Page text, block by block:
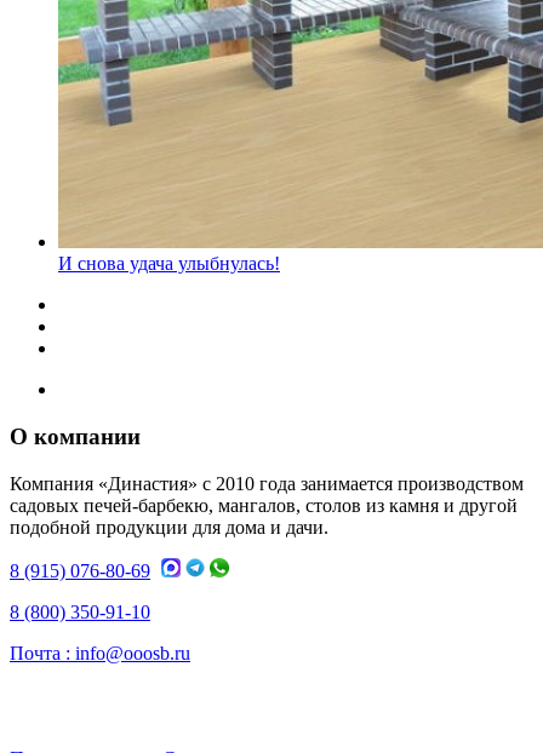
И снова удача улыбнулась!
О компании
Компания «Династия» с 2010 года занимается производством
садовых печей-барбекю, мангалов, столов из камня и другой
подобной продукции для дома и дачи.
8 (915) 076-80-69
8 (800) 350-91-10
Почта : info@ooosb.ru